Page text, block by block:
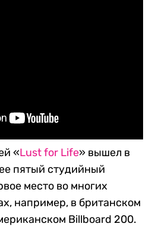
«Lust for Life» вышел в
пятый студийный
место во многих
например, в британском
Billboard 200.